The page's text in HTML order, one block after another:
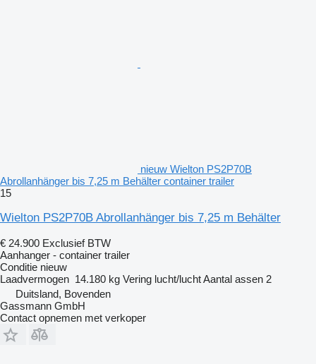
nieuw Wielton PS2P70B
Abrollanhänger bis 7,25 m Behälter container trailer
15
Wielton PS2P70B Abrollanhänger bis 7,25 m Behälter
€ 24.900 Exclusief BTW
Aanhanger - container trailer
Conditie nieuw
Laadvermogen 14.180 kg Vering lucht/luchtAantal assen 2
Duitsland, Bovenden
Gassmann GmbH
Contact opnemen met verkoper